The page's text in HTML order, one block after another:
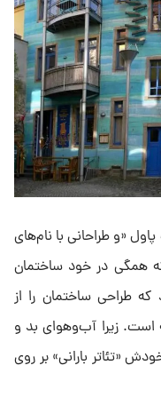
«و طراحانی با نام‌های
همگی در خود ساختمان
طراحی ساختمان را از
است. زیرا آب‌وهوای بد و
«تئاتر بارانی» بر روی